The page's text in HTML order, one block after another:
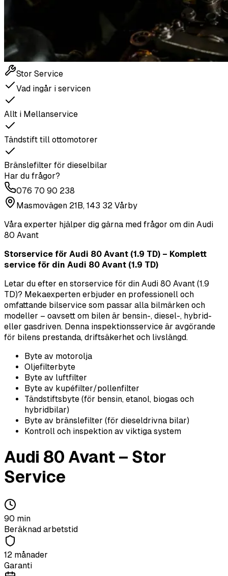
Stor Service
Vad ingår i servicen
Allt i Mellanservice
Tändstift till ottomotorer
Bränslefilter för dieselbilar
Har du frågor?
076 70 90 238
Masmovägen 21B, 143 32 Vårby
Våra experter hjälper dig gärna med frågor om din Audi
80 Avant
Storservice för Audi 80 Avant (1.9 TD) – Komplett
service för din Audi 80 Avant (1.9 TD)
Letar du efter en storservice för din Audi 80 Avant (1.9
TD)? Mekaexperten erbjuder en professionell och
omfattande bilservice som passar alla bilmärken och
modeller – oavsett om bilen är bensin-, diesel-, hybrid-
eller gasdriven. Denna inspektionsservice är avgörande
för bilens prestanda, driftsäkerhet och livslängd.
Byte av motorolja
Oljefilterbyte
Byte av luftfilter
Byte av kupéfilter/pollenfilter
Tändstiftsbyte (för bensin, etanol, biogas och
hybridbilar)
Byte av bränslefilter (för dieseldrivna bilar)
Kontroll och inspektion av viktiga system
Audi 80 Avant – Stor
Service
90 min
Beräknad arbetstid
12 månader
Garanti